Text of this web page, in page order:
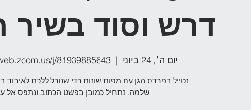
דרש וסוד בשיר
יום ה׳, 24 ביוני
  |
j/81939885643?
נטייל בפרדס הגן עם מפות שונות כדי שנוכל ללכת לאיבוד